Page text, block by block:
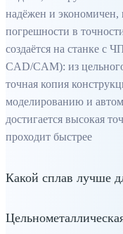
надёжен и экономичен,
погрешности в
создаётся на станке с
CAD/CAM): из
точная копия
моделированию и
достигается высокая
проходит быстрее
Какой сплав лучше